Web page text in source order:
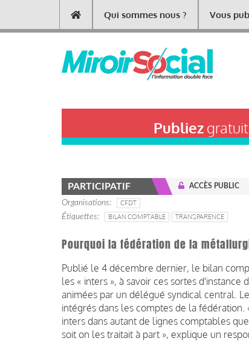
contenu
Main
navigation
Qui sommes nous ? Vous
Publiez
PARTICIPATIF ACCÈS PUBLIC
Organisations
CFDT
Étiquettes
BILAN COMPTABLE TRANSPARENCE
Pourquoi la fédération de la
Publié le 4 décembre dernier, le bilan
les « inters », à savoir ces sortes
animées par un délégué syndical central.
intégrés dans les comptes de la
inters dans autant de lignes comptables
soit on les traitait à part », explique un